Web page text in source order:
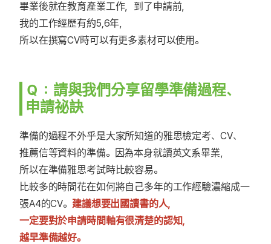
畢業後就在教育產業工作，到了申請前，
我的工作經歷有約5,6年，
所以在撰寫CV時可以有更多素材可以使用。
Ｑ：請與我們分享留學準備過程、
申請祕訣
準備的過程不外乎是大家所知道的雅思檢定考、CV、
推薦信等資料的準備。因為本身就讀英文系畢業，
所以在準備雅思考試時比較容易。
比較多的時間花在如何將自己多年的工作經驗濃縮成一
張A4的CV。 建議想要出國讀書的人，
一定要對於申請時間軸有很清楚的認知，
越早準備越好。